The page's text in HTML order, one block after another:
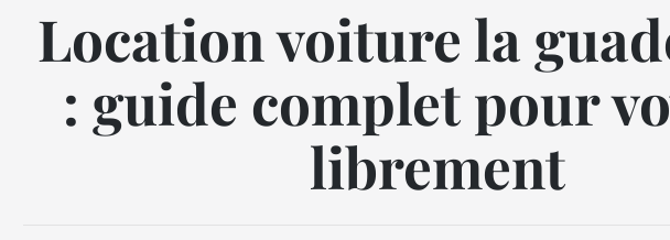
Location voiture la
: guide complet pour
librement